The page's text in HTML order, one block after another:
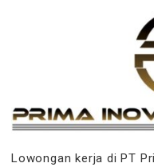
Lowongan kerja di PT